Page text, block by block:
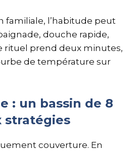
familiale, l’habitude peut
douche rapide,
rituel prend deux minutes,
de température sur
: un bassin de 8
stratégies
couverture. En